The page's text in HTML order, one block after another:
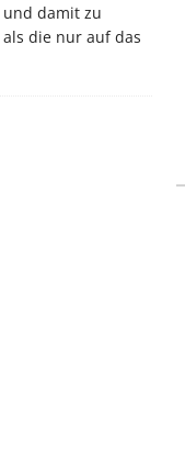
damit zu
die nur auf das